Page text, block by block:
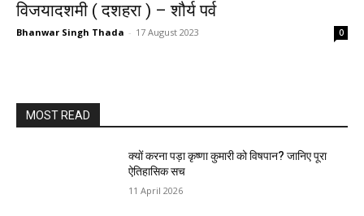
विजयादशमी ( दशहरा ) – शौर्य पर्व
Bhanwar Singh Thada - 17 August 2023 0
MOST READ
क्यों करना पड़ा कृष्णा कुमारी को विषपान? जानिए पूरा
ऐतिहासिक सच
11 April 2026